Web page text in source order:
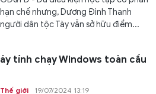
hạn chế nhưng, Dương Đình Thanh
người dân tộc Tày vẫn sở hữu điểm...
tính chạy Windows toàn cầu
Thế giới 19/07/2024 13:19